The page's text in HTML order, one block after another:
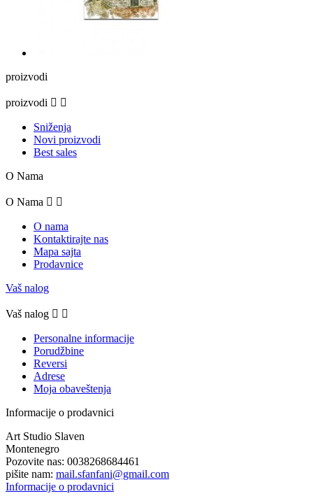
proizvodi
proizvodi  
Sniženja
Novi proizvodi
Best sales
O Nama
O Nama  
O nama
Kontaktirajte nas
Mapa sajta
Prodavnice
Vaš nalog
Vaš nalog  
Personalne informacije
Porudžbine
Reversi
Adrese
Moja obaveštenja
Informacije o prodavnici
Art Studio Slaven
Montenegro
Pozovite nas: 0038268684461
pišite nam: mail.sfanfani@gmail.com
Informacije o prodavnici